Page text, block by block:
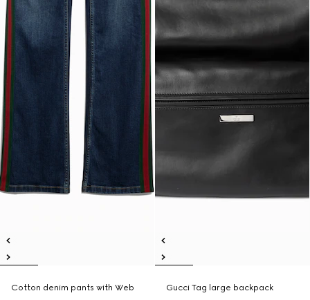
Cotton denim pants with Web Gucci Tag large backpack